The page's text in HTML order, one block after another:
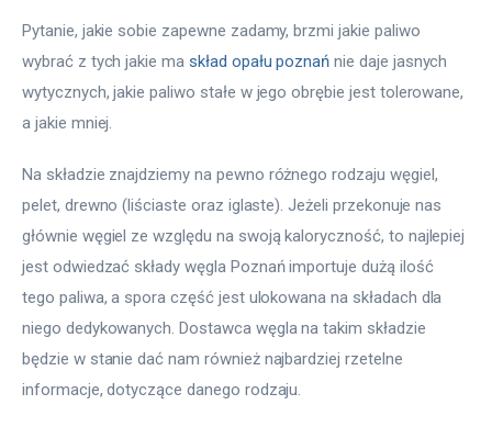
Pytanie, jakie sobie zapewne zadamy, brzmi jakie paliwo
wybrać z tych jakie ma skład opału poznań nie daje jasnych
wytycznych, jakie paliwo stałe w jego obrębie jest tolerowane,
a jakie mniej.
Na składzie znajdziemy na pewno różnego rodzaju węgiel,
pelet, drewno (liściaste oraz iglaste). Jeżeli przekonuje nas
głównie węgiel ze względu na swoją kaloryczność, to najlepiej
jest odwiedzać składy węgla Poznań importuje dużą ilość
tego paliwa, a spora część jest ulokowana na składach dla
niego dedykowanych. Dostawca węgla na takim składzie
będzie w stanie dać nam również najbardziej rzetelne
informacje, dotyczące danego rodzaju.